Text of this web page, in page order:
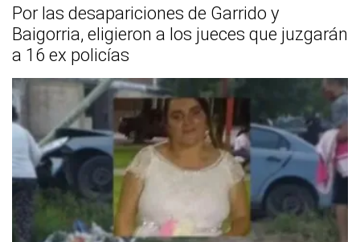
Por las desapariciones de Garrido y
Baigorria, eligieron a los jueces que juzgarán
a 16 ex policías